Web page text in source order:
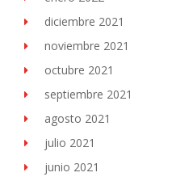
diciembre 2021
noviembre 2021
octubre 2021
septiembre 2021
agosto 2021
julio 2021
junio 2021